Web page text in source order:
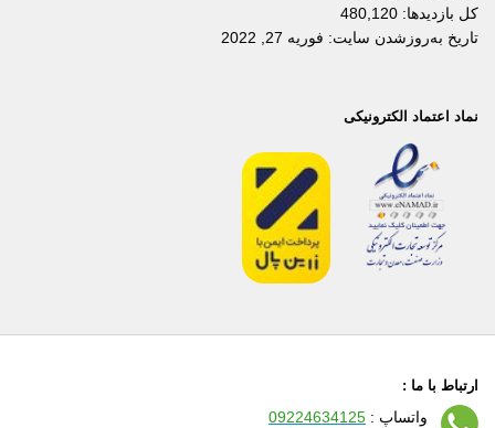
کل بازدیدها: 480,120
تاریخ به‌روزشدن سایت: فوریه 27, 2022
نماد اعتماد الکترونیکی
ارتباط با ما :
واتساپ : 09224634125